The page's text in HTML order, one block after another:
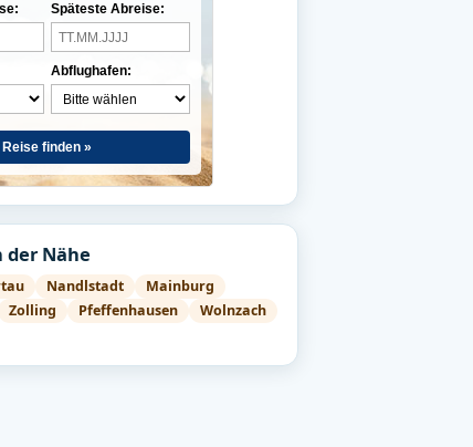
Späteste Abreise:
Abflughafen:
Reise finden »
der Nähe
Nandlstadt
Mainburg
Zolling Pfeffenhausen
Wolnzach